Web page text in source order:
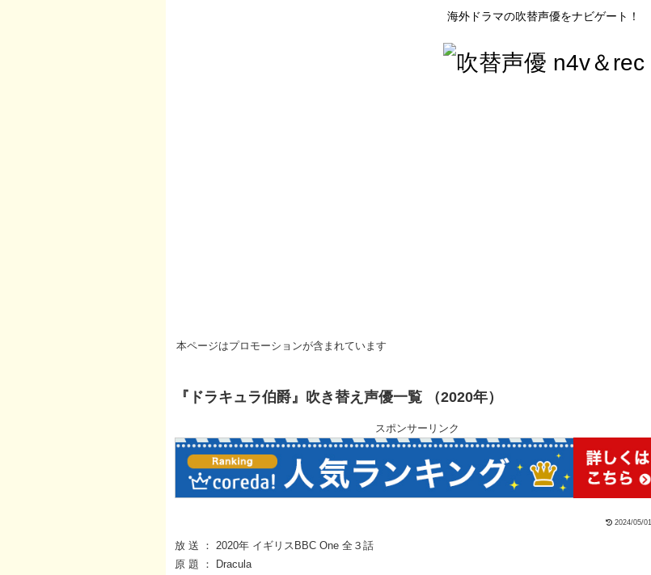
海外ドラマの吹替声優をナビゲート！
本ページはプロモーションが含まれています
『ドラキュラ伯爵』吹き替え声優一覧 （2020年）
スポンサーリンク
2024/05/01
放 送 ： 2020年 イギリスBBC One 全３話
原 題 ： Dracula